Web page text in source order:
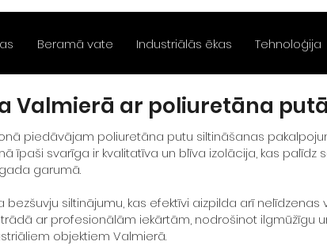
Beramā vate Industriālās ēkas Tehnoloģija
Valmierā ar poliuretāna
piedāvājam poliuretāna putu siltināšanas
īpaši svarīga ir kvalitatīva un blīva izolācija, kas
garumā.
siltinājumu, kas efektīvi aizpilda arī nelīdzenas
ar profesionālām iekārtām, nodrošinot ilgmūžīgu
objektiem Valmierā.